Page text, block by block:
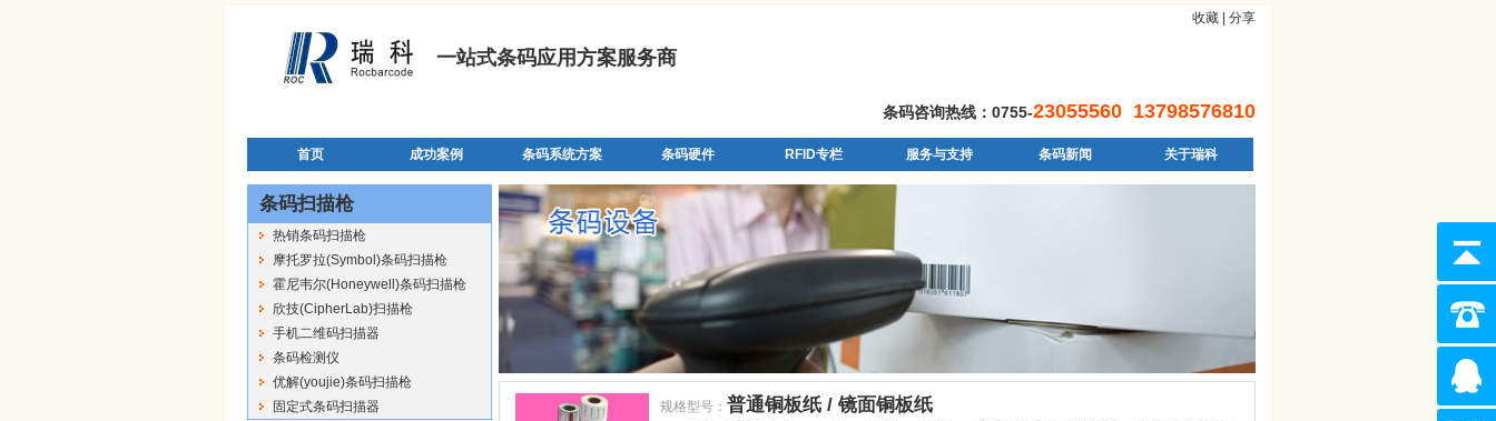
收藏 | 分享
一站式条码应用方案服务商
条码咨询热线：0755-23055560 13798576810
首页 成功案例 条码系统方案 条码硬件 RFID专栏 服务与支持 条码新闻 关于瑞科
条码扫描枪
热销条码扫描枪
摩托罗拉(Symbol)条码扫描枪
霍尼韦尔(Honeywell)条码扫描枪
欣技(CipherLab)扫描枪
手机二维码扫描器
条码检测仪
优解(youjie)条码扫描枪
固定式条码扫描器
规格型号： 普通铜板纸 / 镜面铜板纸